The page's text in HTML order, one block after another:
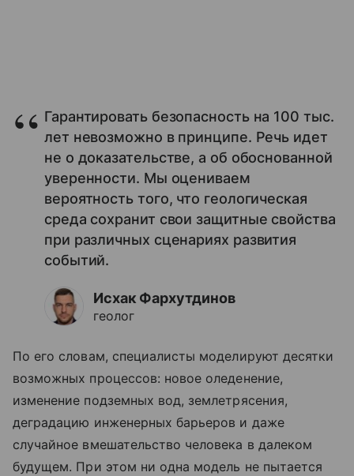
Гарантировать безопасность на 100 тыс.
лет невозможно в принципе. Речь идет
не о доказательстве, а об обоснованной
уверенности. Мы оцениваем
вероятность того, что геологическая
среда сохранит свои защитные свойства
при различных сценариях развития
событий.
Исхак Фархутдинов
геолог
По его словам, специалисты моделируют десятки
возможных процессов: новое оледенение,
изменение подземных вод, землетрясения,
деградацию инженерных барьеров и даже
случайное вмешательство человека в далеком
будущем. При этом ни одна модель не пытается